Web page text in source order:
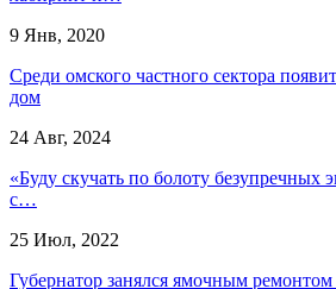
9 Янв, 2020
Среди омского частного сектора
дом
24 Авг, 2024
«Буду скучать по болоту безупречных
с…
25 Июл, 2022
Губернатор занялся ямочным